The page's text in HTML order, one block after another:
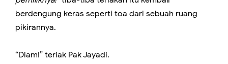
berdengung keras seperti toa dari sebuah ruang
pikirannya.
“Diam!” teriak Pak Jayadi.